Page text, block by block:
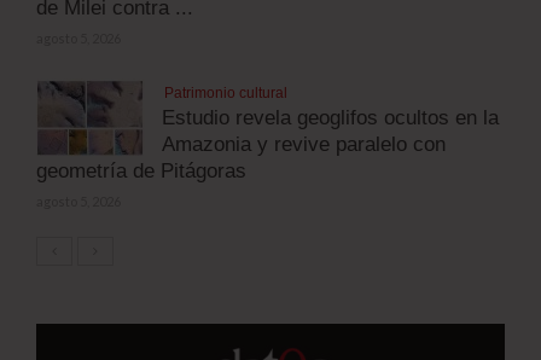
de Milei contra ...
Patrimonio cultural
Estudio revela geoglifos ocultos en la
Amazonia y revive paralelo con
geometría de Pitágoras